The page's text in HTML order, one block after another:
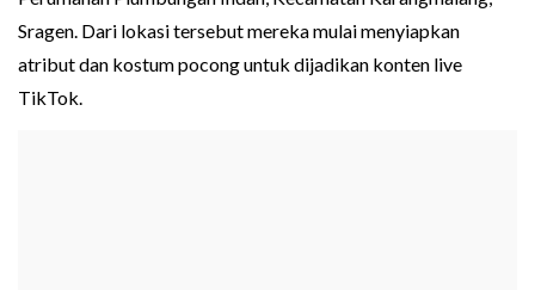
Sragen. Dari lokasi tersebut mereka mulai menyiapkan
atribut dan kostum pocong untuk dijadikan konten live
TikTok.